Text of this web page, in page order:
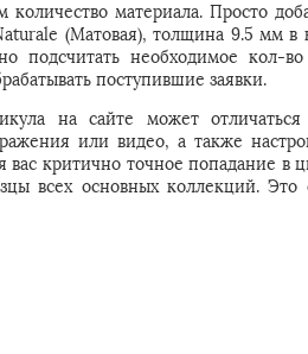
материала. Просто
(Матовая), толщина 9.5 мм в
подсчитать необходимое кол-
поступившие заявки.
на сайте может отличаться
или видео, а также
вас критично точное попадание в
всех основных коллекций.